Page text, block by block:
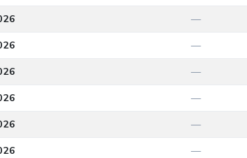
—
—
—
—
—
—